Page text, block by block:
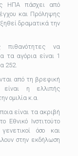
ΗΠΑ πάσχει από
και Πρόληψης
δραματικά την
πιθανότητες να
τα αγόρια είναι 1
252.
από τη βρεφική
η ελλιπής
ομιλία κ.α.
είναι τα ακριβή
Ινστιτούτο
όσο και
στην εκδήλωση